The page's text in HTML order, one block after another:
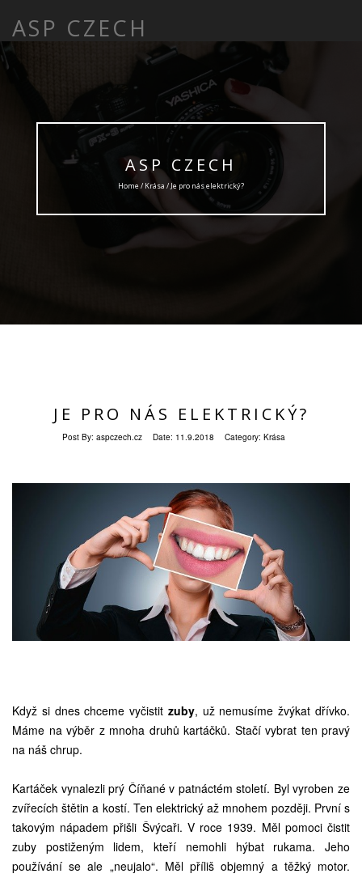
ASP CZECH
ASP CZECH
Home / Krása / Je pro nás elektrický?
JE PRO NÁS ELEKTRICKÝ?
Post By: aspczech.cz Date: 11.9.2018 Category: Krása
Když si dnes chceme vyčistit zuby, už nemusíme žvýkat dřívko.
Máme na výběr z mnoha druhů kartáčků. Stačí vybrat ten pravý
na náš chrup.
Kartáček vynalezli prý Číňané v patnáctém století. Byl vyroben ze
zvířecích štětin a kostí. Ten elektrický až mnohem později. První s
takovým nápadem přišli Švýcaři. V roce 1939. Měl pomoci čistit
zuby postiženým lidem, kteří nemohli hýbat rukama. Jeho
používání se ale „neujalo“. Měl příliš objemný a těžký motor.